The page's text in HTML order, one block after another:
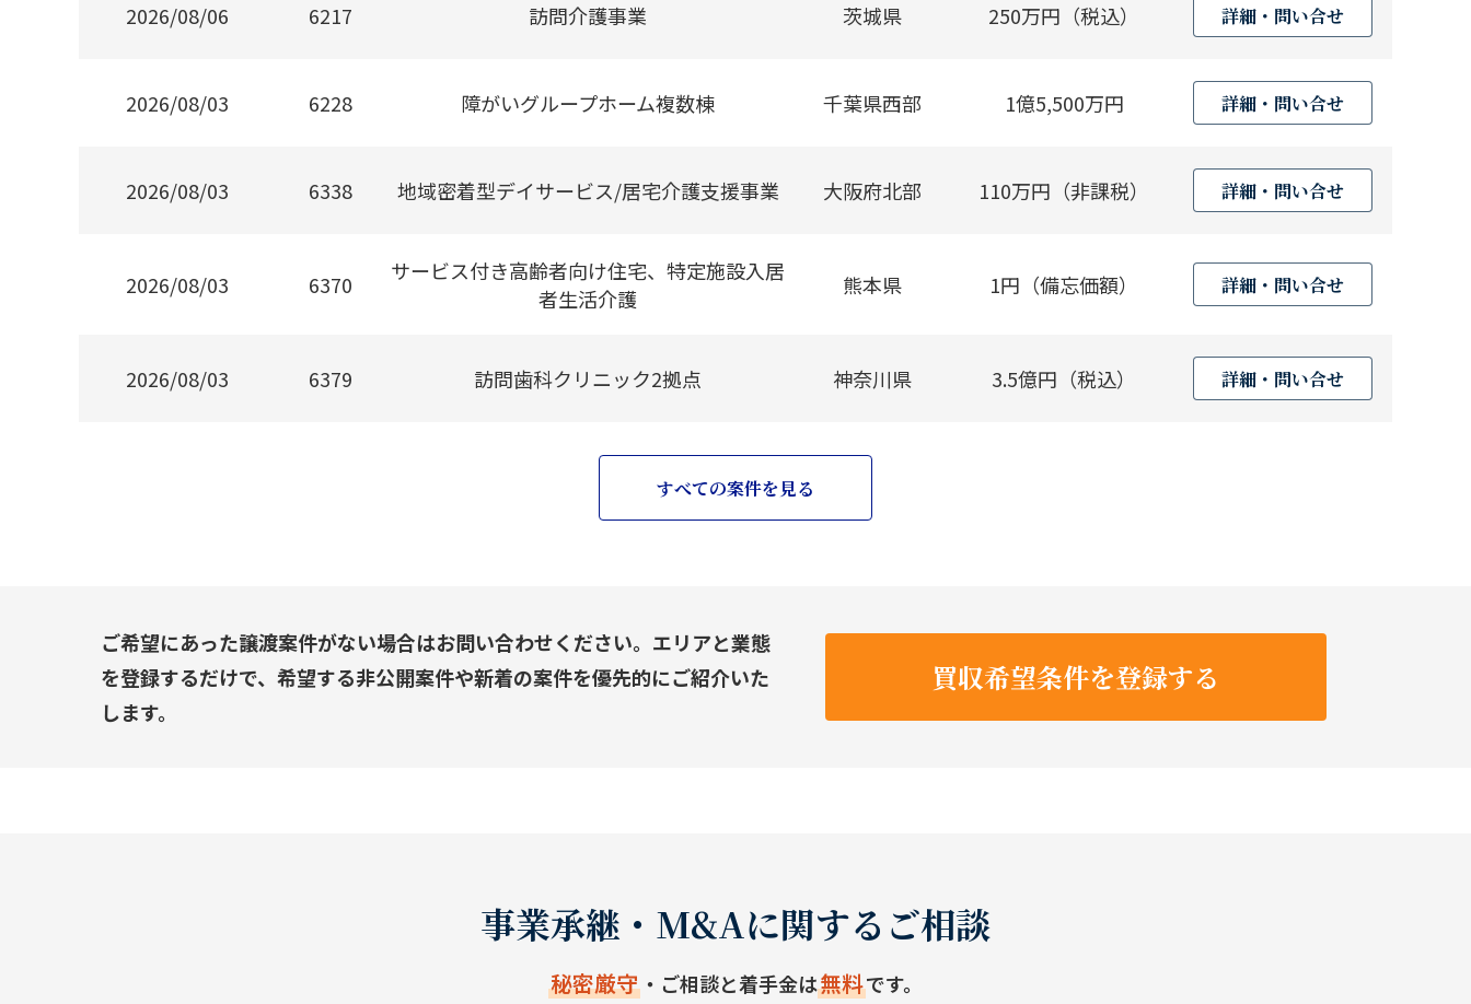
2026/08/06 6217 訪問介護事業 茨城県 250万円（税込） 詳細・問い合せ
2026/08/03 6228 障がいグループホーム複数棟 千葉県西部 1億5,500万円 詳細・問い合せ
2026/08/03 6338 地域密着型デイサービス/居宅介護支援事業 大阪府北部 110万円（非課税） 詳細・問い合せ
2026/08/03 6370
サービス付き高齢者向け住宅、特定施設入居
者生活介護
熊本県 1円（備忘価額） 詳細・問い合せ
2026/08/03 6379 訪問歯科クリニック2拠点 神奈川県 3.5億円（税込） 詳細・問い合せ
すべての案件を見る
ご希望にあった譲渡案件がない場合はお問い合わせください。エリアと業態
を登録するだけで、希望する非公開案件や新着の案件を優先的にご紹介いた
します。
買収希望条件を登録する
事業承継・M&Aに関するご相談
秘密厳守 ・ご相談と着手金は無料です。